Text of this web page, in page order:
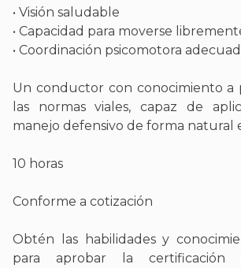
• Visión saludable
• Capacidad para moverse
• Coordinación psicomotora
Un conductor con conocimiento a
las normas viales, capaz de
manejo defensivo de forma natural
10 horas
Conforme a cotización
Obtén las habilidades y
para aprobar la certificación